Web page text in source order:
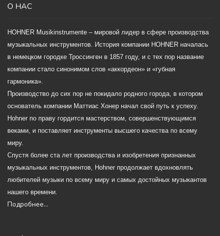
О НАС
HOHNER Musikinstrumente – мировой лидер в сфере производства
музыкальных инструментов. История компании HOHNER началась
в немецком городке Троссинген в 1857 году, и с тех пор название
компании стало синонимом слов «аккордеон» и «губная
гармоника».
Производство до сих пор не покидало родного города, в котором
основатель компании Маттиас Хонер начал свой путь к успеху.
Hohner по праву гордится мастерством, совершенствующимся
веками, и поставляет инструменты высшего качества по всему
миру.
Спустя более ста лет производства и изобретения признанных
музыкальных инструментов, Hohner продолжает вдохновлять
любителей музыки по всему миру и самых достойных музыкантов
нашего времени.
Подробнее...